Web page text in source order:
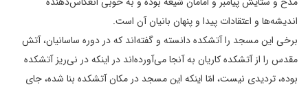
اندیشه‌ها و اعتقادات پیدا و پنهان بانیان آن است.
برخى این مسجد را آتشکده دانسته و گفته‌‌‌‌اند که در دوره ساسانیان، آتش
مقدس را از آتشکده کاریان به آنجا مى‌‌‌‌آورده‌‌‌‌اند در اینکه در نی‌ریز آتشکده
بوده، تردیدى نیست، امّا اینکه این مسجد در مکان آتشکده بنا شده، جاى